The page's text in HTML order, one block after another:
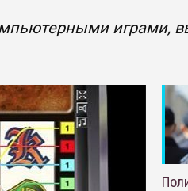
играми,